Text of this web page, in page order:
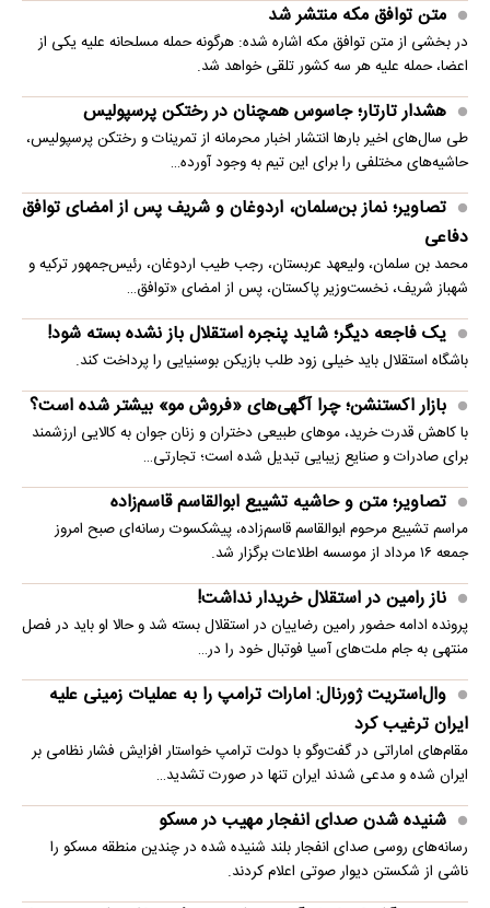
متن توافق مکه منتشر شد
در بخشی از متن توافق مکه اشاره شده: هرگونه حمله مسلحانه علیه یکی از
اعضا، حمله علیه هر سه کشور تلقی خواهد شد.
هشدار تارتار؛ جاسوس همچنان در رختکن پرسپولیس
طی سال‌های اخیر بارها انتشار اخبار محرمانه از تمرینات و رختکن پرسپولیس،
حاشیه‌های مختلفی را برای این تیم به وجود آورده…
تصاویر؛ نماز بن‌سلمان، اردوغان و شریف پس از امضای توافق
دفاعی
محمد بن سلمان، ولیعهد عربستان، رجب طیب اردوغان، رئیس‌جمهور ترکیه و
شهباز شریف، نخست‌وزیر پاکستان، پس از امضای «توافق…
یک فاجعه دیگر؛ شاید پنجره استقلال باز نشده بسته شود!
باشگاه استقلال باید خیلی زود طلب بازیکن بوسنیایی را پرداخت کند.
بازار اکستنشن؛ چرا آگهی‌های «فروش مو» بیشتر شده است؟
با کاهش قدرت خرید، موهای طبیعی دختران و زنان جوان به کالایی ارزشمند
برای صادرات و صنایع زیبایی تبدیل شده است؛ تجارتی…
تصاویر؛ متن و حاشیه تشییع ابوالقاسم قاسم‌زاده
مراسم تشییع مرحوم ابوالقاسم قاسم‌زاده، پیشکسوت رسانه‌ای صبح امروز
جمعه ۱۶ مرداد از موسسه اطلاعات برگزار شد.
ناز رامین در استقلال خریدار نداشت!
پرونده ادامه حضور رامین رضاییان در استقلال بسته شد و حالا او باید در فصل
منتهی به جام ملت‌های آسیا فوتبال خود را در…
وال‌استریت ژورنال: امارات ترامپ را به عملیات زمینی علیه
ایران ترغیب کرد
مقام‌های اماراتی در گفت‌وگو با دولت ترامپ خواستار افزایش فشار نظامی بر
ایران شده و مدعی شدند ایران تنها در صورت تشدید…
شنیده شدن صدای انفجار مهیب در مسکو
رسانه‌های روسی صدای انفجار بلند شنیده شده در چندین منطقه مسکو را
ناشی از شکستن دیوار صوتی اعلام کردند.